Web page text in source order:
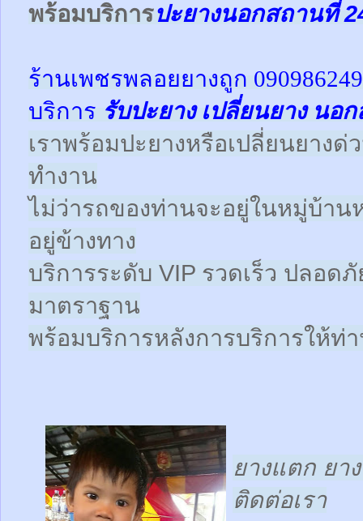
พร้อมบริการปะยางนอกสถานที่
ร้านเพชรพลอยยางถูก
บริการ รับปะยาง เปลี่ยนยาง นอ
เราพร้อมปะยางหรือเปลี่ยนยาง
ทำงาน
ไม่ว่ารถของท่านจะอยู่ในหมู่บ้า
อยู่ข้างทาง
บริการระดับ VIP รวดเร็ว ปลอด
มาตราฐาน
พร้อมบริการหลังการบริการให้ท่
ยางแตก ยา
ติดต่อเรา